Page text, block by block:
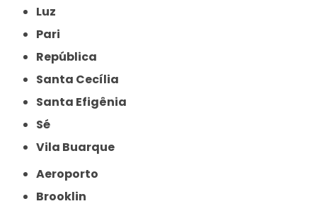
Luz
Pari
República
Santa Cecília
Santa Efigênia
Sé
Vila Buarque
Aeroporto
Brooklin